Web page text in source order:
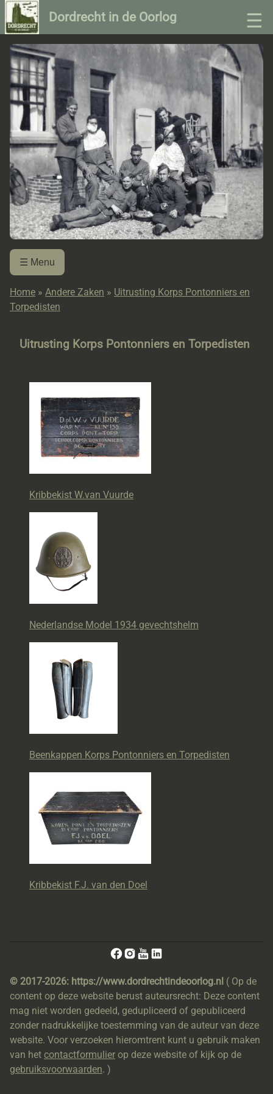
Dordrecht in de Oorlog ☰
☰ Menu
Home » Andere Zaken » Uitrusting Korps Pontonniers en
Torpedisten
Uitrusting Korps Pontonniers en Torpedisten
Kribbekist W.van Vuurde
Nederlandse Model 1934 gevechtshelm
Beenkappen Korps Pontonniers en Torpedisten
Kribbekist F.J. van den Doel
© 2017-2026: https://www.dordrechtindeoorlog.nl ( Op de
content op deze website berust auteursrecht: Deze content
mag niet worden gedeeld, gedupliceerd of gepubliceerd
zonder nadrukkelijke toestemming van de auteur van deze
website. Voor verzoeken hieromtrent kunt u gebruik maken
van het contactformulier op deze website of kijk op de
gebruiksvoorwaarden. )